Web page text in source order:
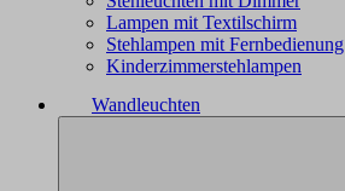
Lampen mit Textilschirm
Stehlampen mit Fernbedienung
Kinderzimmerstehlampen
Wandleuchten